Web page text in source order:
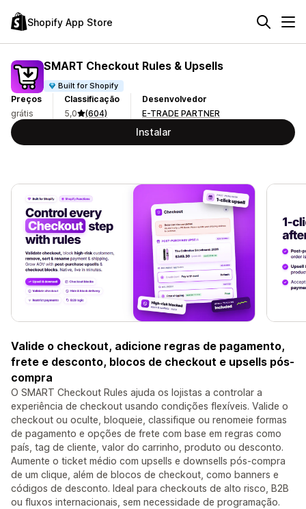
Shopify App Store
SMART Checkout Rules & Upsells
Built for Shopify
Preços
grátis
Classificação
5,0
(604)
Desenvolvedor
E-TRADE PARTNER
Instalar
Valide o checkout, adicione regras de pagamento,
frete e desconto, blocos de checkout e upsells pós-
compra
O SMART Checkout Rules ajuda os lojistas a controlar a
experiência de checkout usando condições flexíveis. Valide o
checkout ou oculte, bloqueie, classifique ou renomeie formas
de pagamento e opções de frete com base em regras como
país, tag de cliente, valor do carrinho, produto ou desconto.
Aumente o ticket médio com upsells e downsells pós-compra
de um clique, além de blocos de checkout, como banners e
códigos de desconto. Ideal para checkouts de alto risco, B2B
ou fluxos internacionais, sem necessidade de programação.